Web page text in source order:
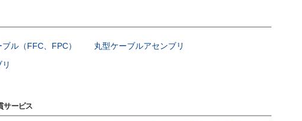
ル（FFC、FPC）
丸型ケーブルアセンブリ
サービス